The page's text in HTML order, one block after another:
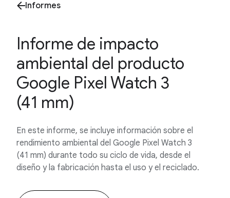
Informes
Informe de impacto
ambiental del producto
Google Pixel Watch 3
(41 mm)
En este informe, se incluye información sobre el
rendimiento ambiental del Google Pixel Watch 3
(41 mm) durante todo su ciclo de vida, desde el
diseño y la fabricación hasta el uso y el reciclado.